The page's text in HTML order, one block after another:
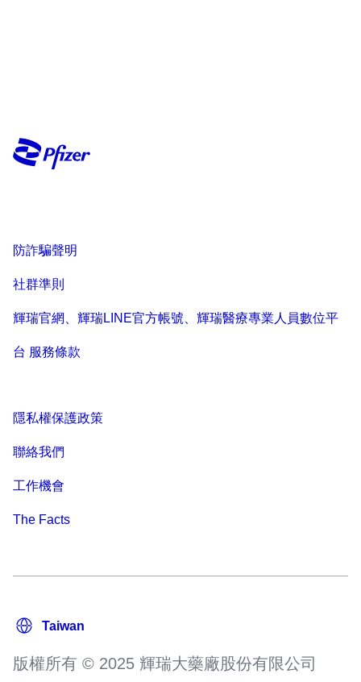
防詐騙聲明
社群準則
輝瑞官網、輝瑞LINE官方帳號、輝瑞醫療專業人員數位平
台 服務條款
隱私權保護政策
聯絡我們
工作機會
The Facts
版權所有 © 2025 輝瑞大藥廠股份有限公司